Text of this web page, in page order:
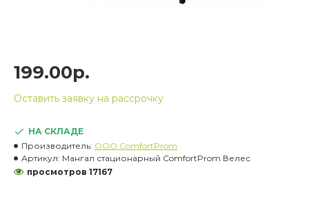
НА СКЛАДЕ
Производитель: OOO ComfortProm
Артикул: Мангал стационарный ComfortProm Велес
просмотров 17167
199.00р.
Оставить заявку на рассрочку